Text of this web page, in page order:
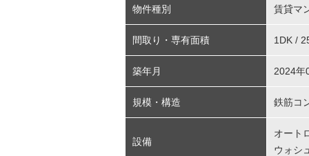
物件種別 賃貸マ
間取り・専有面積 1DK /
築年月 2024年
規模・構造 鉄筋コ
設備
オート
ウォシ